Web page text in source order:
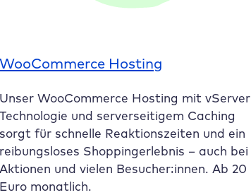
WooCommerce Hosting
Unser WooCommerce Hosting mit vServer
Technologie und serverseitigem Caching
sorgt für schnelle Reaktionszeiten und ein
reibungsloses Shoppingerlebnis – auch bei
Aktionen und vielen Besucher:innen. Ab 20
Euro monatlich.